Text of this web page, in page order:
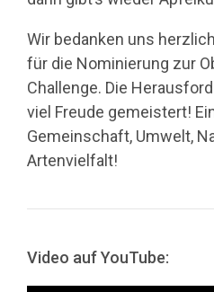
Wir bedanken uns
für die Nominierung zur
Challenge. Die
viel Freude gemeistert!
Gemeinschaft, Umwelt,
Artenvielfalt!
Video auf YouTube: